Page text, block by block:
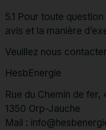
5.1 Pour toute
avis et la manière
Veuillez nous contacter
HesbEnergie
Rue du Chemin de fer,
1350 Orp-Jauche
Mail :